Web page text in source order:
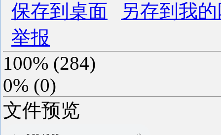
保存到桌面
另存到我
举报
100% (284)
0% (0)
文件预览